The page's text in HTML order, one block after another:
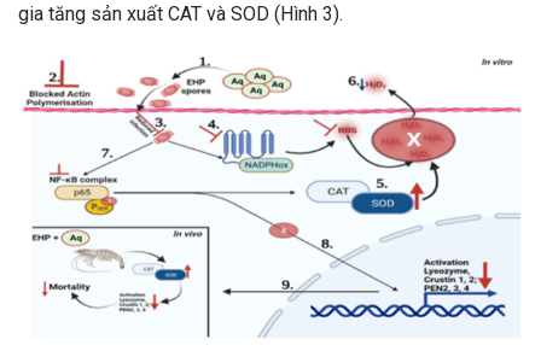
gia tăng sản xuất CAT và SOD (Hình 3).